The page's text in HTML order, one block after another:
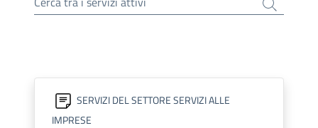
SERVIZI DEL SETTORE SERVIZI ALLE
IMPRESE